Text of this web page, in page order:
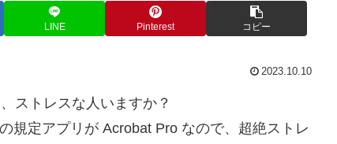
LINE Pinterest コピー
2023.10.10
ストレスな人いますか？
規定アプリが Acrobat Pro なので、超絶ストレ